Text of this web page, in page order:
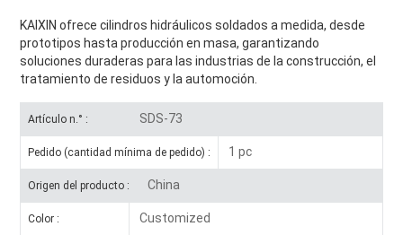
KAIXIN ofrece cilindros hidráulicos soldados a medida, desde
prototipos hasta producción en masa, garantizando
soluciones duraderas para las industrias de la construcción, el
tratamiento de residuos y la automoción.
Artículo n.° : SDS-73
Pedido (cantidad mínima de pedido) : 1 pc
Origen del producto : China
Color : Customized